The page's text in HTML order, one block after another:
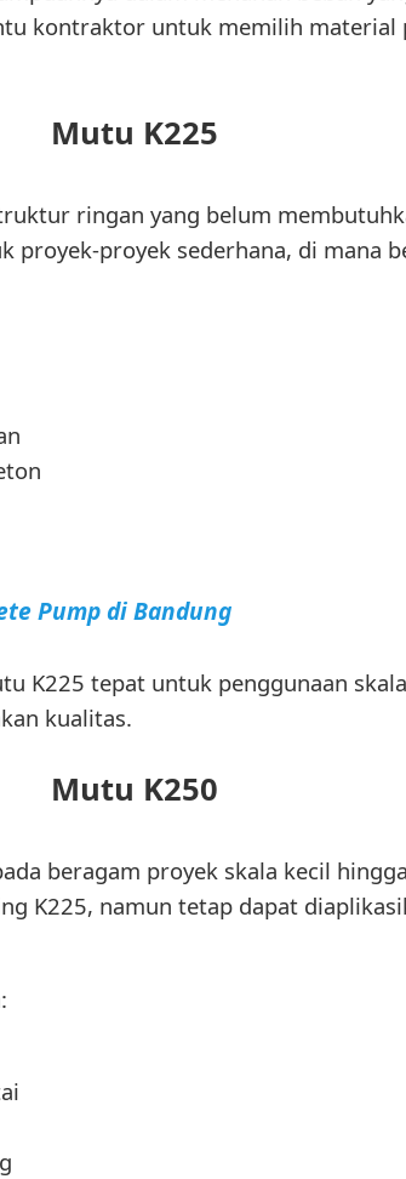
kontraktor untuk memilih material
Mutu K225
ringan yang belum
proyek-proyek sederhana, di mana
Pump di Bandung
K225 tepat untuk penggunaan
kualitas.
Mutu K250
beragam proyek skala kecil
K225, namun tetap dapat